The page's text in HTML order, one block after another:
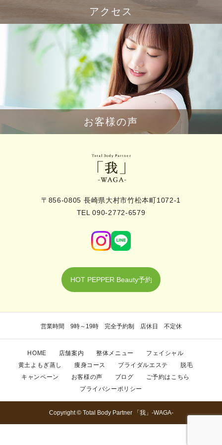
アクセス
お客様の声
〒856-0805 長崎県大村市竹松本町1072-1
TEL 090-2772-6579
HOT PEPPER Beauty予約
営業時間 9時～19時 完全予約制 店休日 不定休
HOME 店舗案内 整体メニュー
フェイシャル
黄土よもぎ蒸し
痩身コース ブライダルエステ
脱毛
キャンペーン
お客様の声 ブログ
ご予約はこちら
プライバシーポリシー
Copyright © Total Body Partner 「我」-WAGA-